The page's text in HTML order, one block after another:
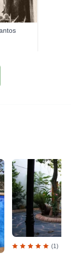
(1)